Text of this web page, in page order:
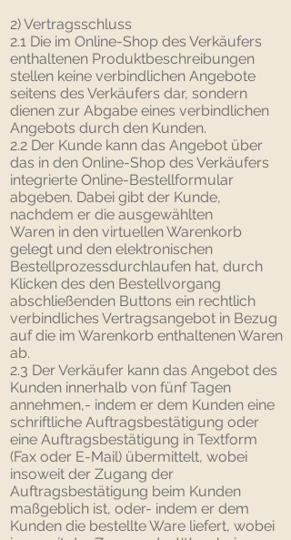
2) Vertragsschluss
2.1 Die im Online-Shop des Verkäufers
enthaltenen Produktbeschreibungen
stellen keine verbindlichen Angebote
seitens des Verkäufers dar, sondern
dienen zur Abgabe eines verbindlichen
Angebots durch den Kunden.
2.2 Der Kunde kann das Angebot über
das in den Online-Shop des Verkäufers
integrierte Online-Bestellformular
abgeben. Dabei gibt der Kunde,
nachdem er die ausgewählten
Waren in den virtuellen Warenkorb
gelegt und den elektronischen
Bestellprozessdurchlaufen hat, durch
Klicken des den Bestellvorgang
abschließenden Buttons ein rechtlich
verbindliches Vertragsangebot in Bezug
auf die im Warenkorb enthaltenen Waren
ab.
2.3 Der Verkäufer kann das Angebot des
Kunden innerhalb von fünf Tagen
annehmen,- indem er dem Kunden eine
schriftliche Auftragsbestätigung oder
eine Auftragsbestätigung in Textform
(Fax oder E-Mail) übermittelt, wobei
insoweit der Zugang der
Auftragsbestätigung beim Kunden
maßgeblich ist, oder- indem er dem
Kunden die bestellte Ware liefert, wobei